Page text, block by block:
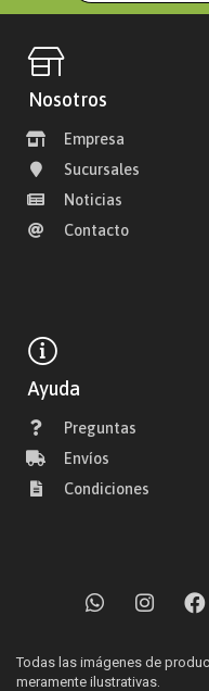
Nosotros
Empresa
Sucursales
Noticias
Contacto
Ayuda
Preguntas
Envíos
Condiciones
Todas las imágenes de
meramente ilustrativas.